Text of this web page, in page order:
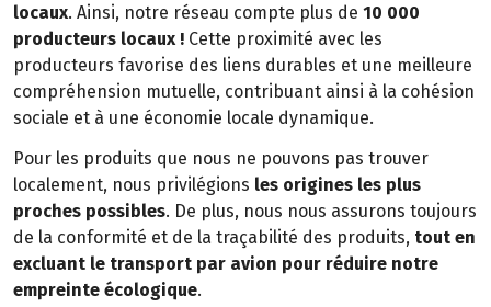
locaux. Ainsi, notre réseau compte plus de 10 000
producteurs locaux ! Cette proximité avec les
producteurs favorise des liens durables et une meilleure
compréhension mutuelle, contribuant ainsi à la cohésion
sociale et à une économie locale dynamique.
Pour les produits que nous ne pouvons pas trouver
localement, nous privilégions les origines les plus
proches possibles. De plus, nous nous assurons toujours
de la conformité et de la traçabilité des produits, tout en
excluant le transport par avion pour réduire notre
empreinte écologique.